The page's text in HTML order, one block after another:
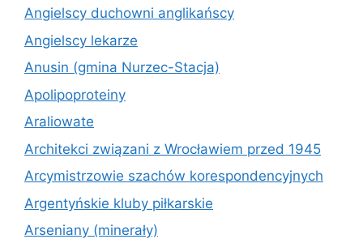
Angielscy duchowni anglikańscy
Angielscy lekarze
Anusin (gmina Nurzec-Stacja)
Apolipoproteiny
Araliowate
Architekci związani z Wrocławiem przed 1945
Arcymistrzowie szachów korespondencyjnych
Argentyńskie kluby piłkarskie
Arseniany (minerały)